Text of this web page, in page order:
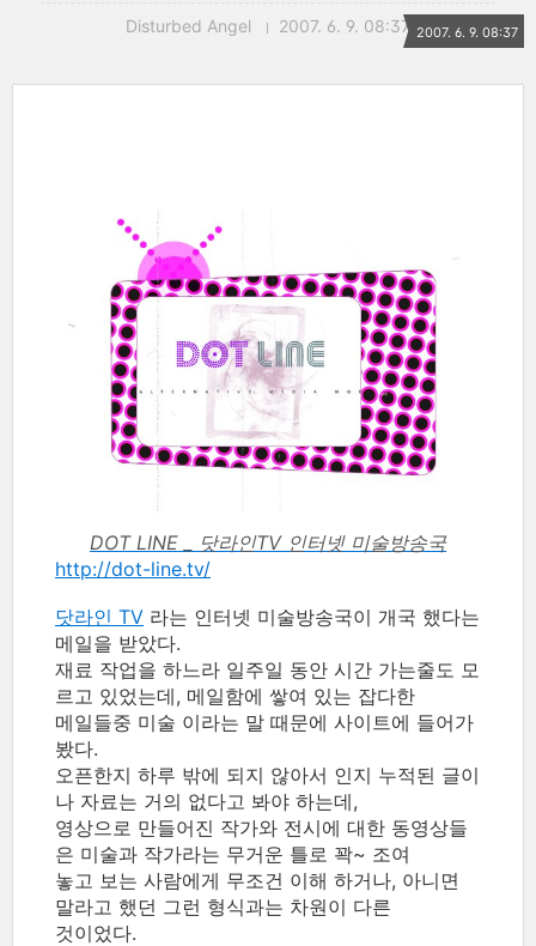
Disturbed Angel 2007. 6. 9. 08:37 2007. 6. 9. 08:37
DOT LINE _ 닷라인TV 인터넷 미술방송국
http://dot-line.tv/
닷라인 TV 라는 인터넷 미술방송국이 개국 했다는
메일을 받았다.
재료 작업을 하느라 일주일 동안 시간 가는줄도 모
르고 있었는데, 메일함에 쌓여 있는 잡다한
메일들중 미술 이라는 말 때문에 사이트에 들어가
봤다.
오픈한지 하루 밖에 되지 않아서 인지 누적된 글이
나 자료는 거의 없다고 봐야 하는데,
영상으로 만들어진 작가와 전시에 대한 동영상들
은 미술과 작가라는 무거운 틀로 꽉~ 조여
놓고 보는 사람에게 무조건 이해 하거나, 아니면
말라고 했던 그런 형식과는 차원이 다른
것이었다.